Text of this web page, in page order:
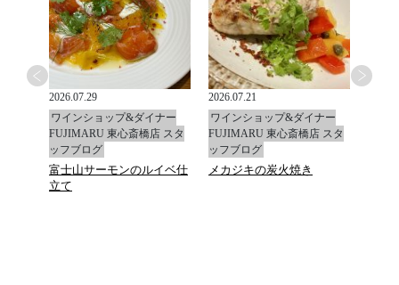
2026.07.29
ワインショップ&ダイナー
FUJIMARU 東心斎橋店 スタ
ッフブログ
富士山サーモンのルイベ仕
立て
2026.07.21
ワインショップ&ダイナー
FUJIMARU 東心斎橋店 スタ
ッフブログ
メカジキの炭火焼き